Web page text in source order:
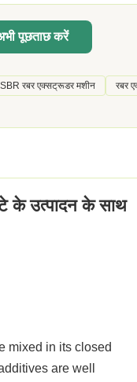
पूछताछ करें
SBR रबर एक्सट्रूडर मशीन रबर
के उत्पादन के साथ
mixed in its closed
are well